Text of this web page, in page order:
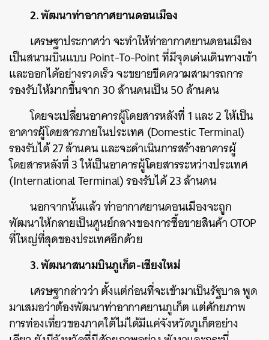
2. พัฒนาท่าอากาศยานดอนเมือง
เศรษฐาประกาศว่า จะทำให้ท่าอากาศยานดอนเมือง
เป็นสนามบินแบบ Point-To-Point ที่มีจุดเด่นเดินทางเข้า
และออกได้อย่างรวดเร็ว จะขยายขีดความสามารถการ
รองรับให้มากขึ้นจาก 30 ล้านคนเป็น 50 ล้านคน
โดยจะเปลี่ยนอาคารผู้โดยสารหลังที่ 1 และ 2 ให้เป็น
อาคารผู้โดยสารภายในประเทศ (Domestic Terminal)
รองรับได้ 27 ล้านคน และจะดำเนินการสร้างอาคารผู้
โดยสารหลังที่ 3 ให้เป็นอาคารผู้โดยสารระหว่างประเทศ
(International Terminal) รองรับได้ 23 ล้านคน
นอกจากนั้นแล้ว ท่าอากาศยานดอนเมืองจะถูก
พัฒนาให้กลายเป็นศูนย์กลางของการซื้อขายสินค้า OTOP
ที่ใหญ่ที่สุดของประเทศอีกด้วย
3. พัฒนาสนามบินภูเก็ต-เชียงใหม่
เศรษฐากล่าวว่า ตั้งแต่ก่อนที่จะเข้ามาเป็นรัฐบาล พูด
มาเสมอว่าต้องพัฒนาท่าอากาศยานภูเก็ต แต่ศักยภาพ
การท่องเที่ยวของภาคใต้ไม่ได้มีแค่จังหวัดภูเก็ตอย่าง